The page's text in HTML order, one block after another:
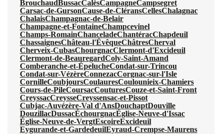
BrouchaudBussacCalèsCampagneCampsegret
Carsac-de-GursonCause-de-CléransCellesChalagnac
ChalaisChampagnac-de-Belair
Champagne-et-FontaineChampcevinel
Champs-RomainChanceladeChantéracChapdeuil
ChassaignesChâteau-l'ÉvêqueChâtresCherval
Cherveix-CubasChourgnacClermont-d'Excideuil
Clermont-de-BeauregardColy-Saint-Amand
Comberanche-et-ÉpelucheCondat-sur-Trincou
Condat-sur-VézèreConnezacCorgnac-sur-l'Isle
CornilleCoubjoursCoulauresCoulounieix-Chamiers
Cours-de-PileCoursacCouturesCouze-et-Saint-Front
CreyssacCreysseCreyssensac-et-Pissot
Cubjac-Auvézère-Val d'AnsDouchaptDouville
DouzillacDussacÉchourgnacÉglise-Neuve-d'Issac
Église-Neuve-de-VergtEscoireExcideuil
Eygurande-et-GardedeuilEyraud-Crempse-Maurens